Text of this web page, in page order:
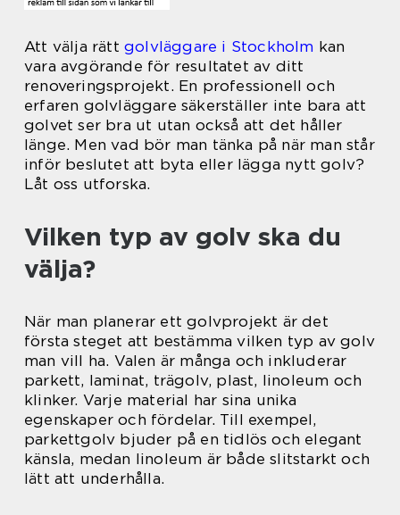
Att välja rätt golvläggare i Stockholm kan
vara avgörande för resultatet av ditt
renoveringsprojekt. En professionell och
erfaren golvläggare säkerställer inte bara att
golvet ser bra ut utan också att det håller
länge. Men vad bör man tänka på när man står
inför beslutet att byta eller lägga nytt golv?
Låt oss utforska.
Vilken typ av golv ska du
välja?
När man planerar ett golvprojekt är det
första steget att bestämma vilken typ av golv
man vill ha. Valen är många och inkluderar
parkett, laminat, trägolv, plast, linoleum och
klinker. Varje material har sina unika
egenskaper och fördelar. Till exempel,
parkettgolv bjuder på en tidlös och elegant
känsla, medan linoleum är både slitstarkt och
lätt att underhålla.